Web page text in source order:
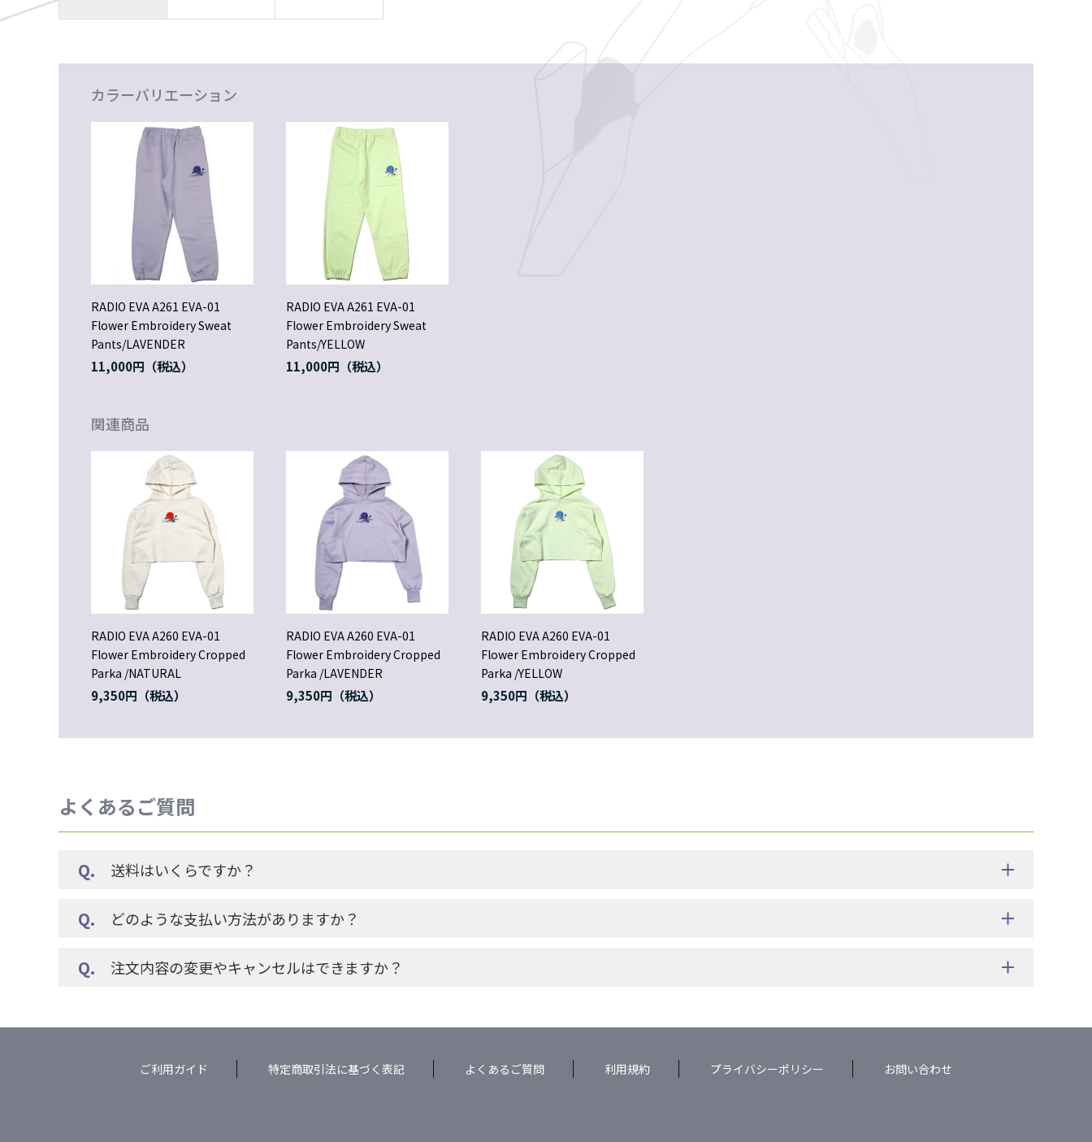
カラーバリエーション
RADIO EVA A261 EVA-01
Flower Embroidery Sweat
Pants/LAVENDER
11,000円
RADIO EVA A261 EVA-01
Flower Embroidery Sweat
Pants/YELLOW
11,000円
関連商品
RADIO EVA A260 EVA-01
Flower Embroidery Cropped
Parka /NATURAL
9,350円
RADIO EVA A260 EVA-01
Flower Embroidery Cropped
Parka /LAVENDER
9,350円
RADIO EVA A260 EVA-01
Flower Embroidery Cropped
Parka /YELLOW
9,350円
よくあるご質問
送料はいくらですか？
どのような支払い方法がありますか？
注文内容の変更やキャンセルはできますか？
ご利用ガイド 特定商取引法に基づく表記 よくあるご質問 利用規約 プライバシーポリシー お問い合わせ